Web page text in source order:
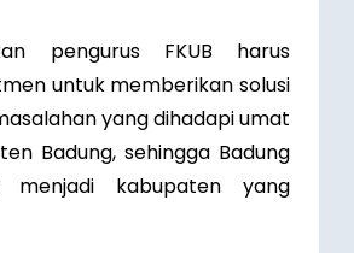
pengurus FKUB harus
untuk memberikan solusi
yang dihadapi umat
Badung, sehingga Badung
menjadi kabupaten yang